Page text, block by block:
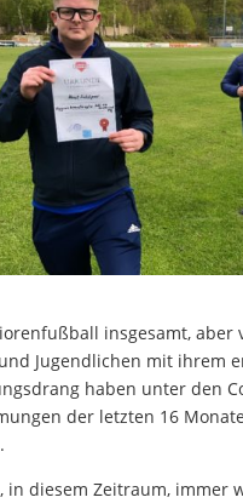
insgesamt, aber
Jugendlichen mit ihrem
haben unter den
der letzten 16
in diesem Zeitraum, immer